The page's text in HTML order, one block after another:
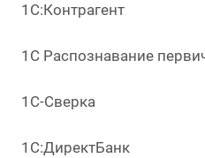
1С:Контрагент
1С Распознавание
1С-Сверка
1С:ДиректБанк